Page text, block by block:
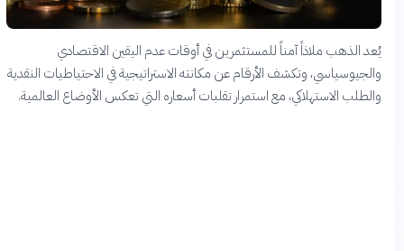
يُعد الذهب ملاذاً آمناً للمستثمرين في أوقات عدم اليقين الاقتصادي
والجيوسياسي، وتكشف الأرقام عن مكانته الاستراتيجية في الاحتياطيات النقدية
والطلب الاستهلاكي، مع استمرار تقلبات أسعاره التي تعكس الأوضاع العالمية.